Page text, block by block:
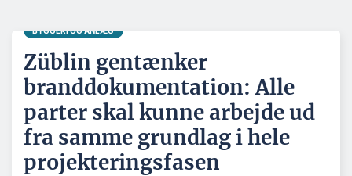
BYGGERI OG ANLÆG
Züblin gentænker
branddokumentation: Alle
parter skal kunne arbejde ud
fra samme grundlag i hele
projekteringsfasen